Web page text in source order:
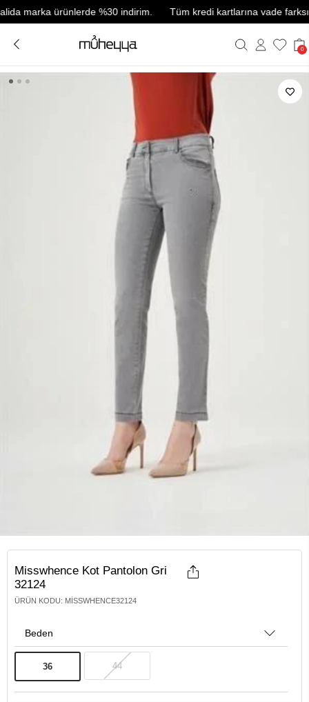
marka ürünlerde %30 indirim. Tüm kredi kartlarına vade farksız 3
0
Misswhence Kot Pantolon Gri
32124
ÜRÜN KODU: MISSWHENCE32124
Beden
36 44